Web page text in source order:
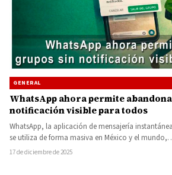
GENERAL
WhatsApp ahora permite
notificación visible para todos
WhatsApp, la aplicación de mensajería
se utiliza de forma masiva en México y el
17 de diciembre de 2025